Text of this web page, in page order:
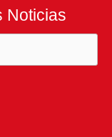
Noticias